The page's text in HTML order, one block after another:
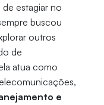
estagiar no
buscou
outros
de
atua como
e